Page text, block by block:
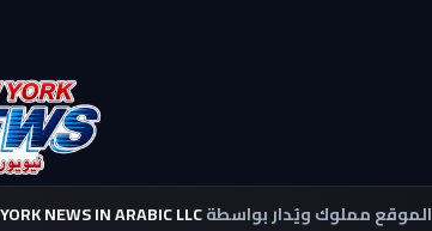
الموقع مملوك ويُدار بواسطةNEWS IN ARABIC LLC